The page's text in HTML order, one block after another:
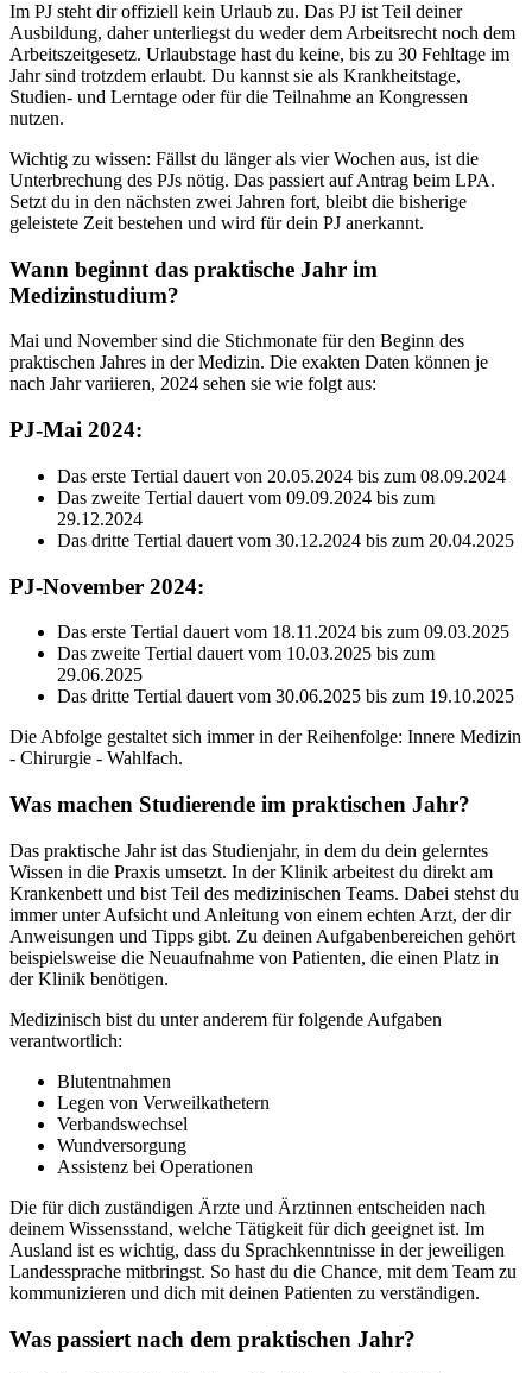
Im PJ steht dir offiziell kein Urlaub zu. Das PJ ist Teil deiner
Ausbildung, daher unterliegst du weder dem Arbeitsrecht noch dem
Arbeitszeitgesetz. Urlaubstage hast du keine, bis zu 30 Fehltage im
Jahr sind trotzdem erlaubt. Du kannst sie als Krankheitstage,
Studien- und Lerntage oder für die Teilnahme an Kongressen
nutzen.
Wichtig zu wissen: Fällst du länger als vier Wochen aus, ist die
Unterbrechung des PJs nötig. Das passiert auf Antrag beim LPA.
Setzt du in den nächsten zwei Jahren fort, bleibt die bisherige
geleistete Zeit bestehen und wird für dein PJ anerkannt.
Wann beginnt das praktische Jahr im
Medizinstudium?
Mai und November sind die Stichmonate für den Beginn des
praktischen Jahres in der Medizin. Die exakten Daten können je
nach Jahr variieren, 2024 sehen sie wie folgt aus:
PJ-Mai 2024:
Das erste Tertial dauert von 20.05.2024 bis zum 08.09.2024
Das zweite Tertial dauert vom 09.09.2024 bis zum
29.12.2024
Das dritte Tertial dauert vom 30.12.2024 bis zum 20.04.2025
PJ-November 2024:
Das erste Tertial dauert vom 18.11.2024 bis zum 09.03.2025
Das zweite Tertial dauert vom 10.03.2025 bis zum
29.06.2025
Das dritte Tertial dauert vom 30.06.2025 bis zum 19.10.2025
Die Abfolge gestaltet sich immer in der Reihenfolge: Innere Medizin
- Chirurgie - Wahlfach.
Was machen Studierende im praktischen Jahr?
Das praktische Jahr ist das Studienjahr, in dem du dein gelerntes
Wissen in die Praxis umsetzt. In der Klinik arbeitest du direkt am
Krankenbett und bist Teil des medizinischen Teams. Dabei stehst du
immer unter Aufsicht und Anleitung von einem echten Arzt, der dir
Anweisungen und Tipps gibt. Zu deinen Aufgabenbereichen gehört
beispielsweise die Neuaufnahme von Patienten, die einen Platz in
der Klinik benötigen.
Medizinisch bist du unter anderem für folgende Aufgaben
verantwortlich:
Blutentnahmen
Legen von Verweilkathetern
Verbandswechsel
Wundversorgung
Assistenz bei Operationen
Die für dich zuständigen Ärzte und Ärztinnen entscheiden nach
deinem Wissensstand, welche Tätigkeit für dich geeignet ist. Im
Ausland ist es wichtig, dass du Sprachkenntnisse in der jeweiligen
Landessprache mitbringst. So hast du die Chance, mit dem Team zu
kommunizieren und dich mit deinen Patienten zu verständigen.
Was passiert nach dem praktischen Jahr?